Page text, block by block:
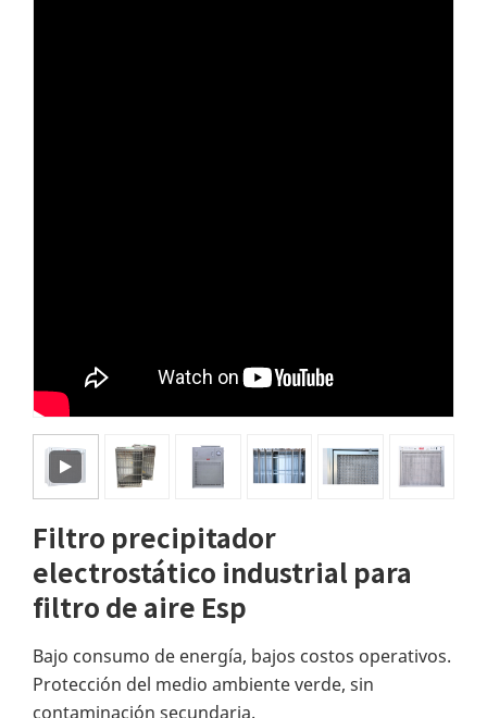
Filtro precipitador
electrostático industrial para
filtro de aire Esp
Bajo consumo de energía, bajos costos operativos.
Protección del medio ambiente verde, sin
contaminación secundaria.